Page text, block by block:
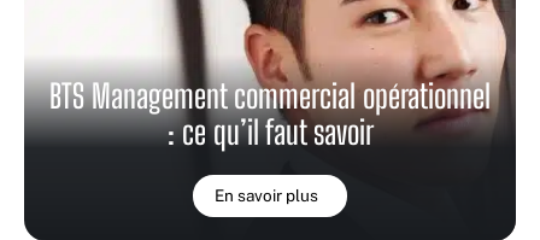
BTS Management commercial opérationnel
: ce qu’il faut savoir
En savoir plus